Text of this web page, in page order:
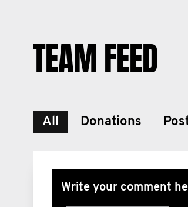
TEAM FEED
All Donations
Write your comment